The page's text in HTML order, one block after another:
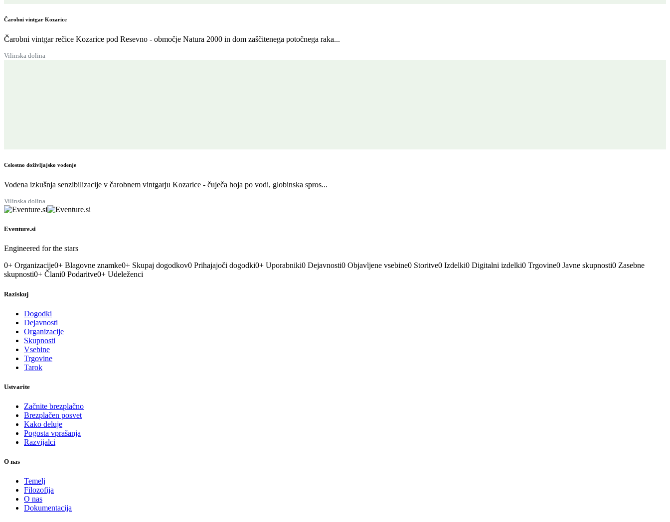
Čarobni vintgar Kozarice
Čarobni vintgar rečice Kozarice pod Resevno - območje Natura 2000 in dom zaščitenega potočnega raka...
Vilinska dolina
Celostno doživljajsko vodenje
Vodena izkušnja senzibilizacije v čarobnem vintgarju Kozarice - čuječa hoja po vodi, globinska spros...
Vilinska dolina
Eventure.si
Engineered for the stars
0+ Organizacije0+ Blagovne znamke0+ Skupaj dogodkov0 Prihajajoči dogodki0+ Uporabniki0 Dejavnosti0 Objavljene vsebine0 Storitve0 Izdelki0 Digitalni izdelki0 Trgovine0 Javne skupnosti0 Zasebne
skupnosti0+ Člani0 Podaritve0+ Udeleženci
Raziskuj
Dogodki
Dejavnosti
Organizacije
Skupnosti
Vsebine
Trgovine
Tarok
Ustvarite
Začnite brezplačno
Brezplačen posvet
Kako deluje
Pogosta vprašanja
Razvijalci
O nas
Temelj
Filozofija
O nas
Dokumentacija